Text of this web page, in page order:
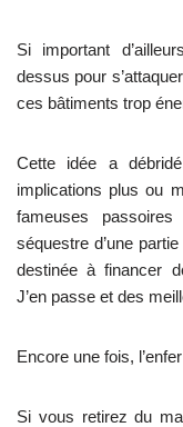
Si important
dessus pour
ces bâtiments trop
Cette idée a
implications plus ou
fameuses
séquestre d’une
destinée à financer
J’en passe et des
Encore une fois,
Si vous retirez du